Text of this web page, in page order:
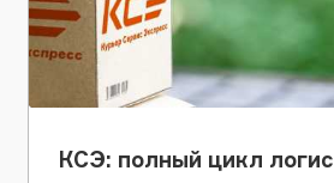
КСЭ: полный цикл